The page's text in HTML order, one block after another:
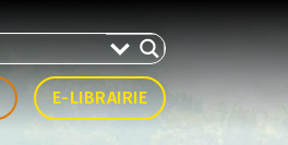
E-LIBRAIRIE